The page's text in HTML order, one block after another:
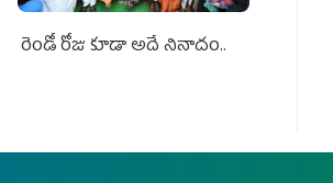
రెండో రోజు కూడా అదే నినాదం..